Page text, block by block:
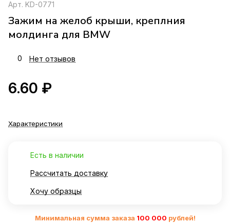
Арт. KD-0771
Зажим на желоб крыши, креплния
молдинга для BMW
0 Нет отзывов
6.60 ₽
Характеристики
Есть в наличии
Рассчитать доставку
Хочу образцы
Минимальная сумма заказа 100 000 рублей!